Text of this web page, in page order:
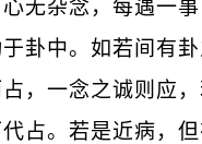
无杂念，每遇一
卦中。如若间有
，一念之诚则应
占。若是近病，